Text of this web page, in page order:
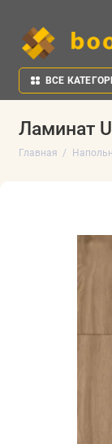
ВСЕ
Ламинат
Главная